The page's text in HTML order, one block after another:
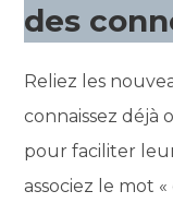
des
Reliez les
connaissez déjà
pour faciliter
associez le mot